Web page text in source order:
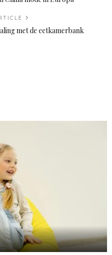
met de eetkamerbank